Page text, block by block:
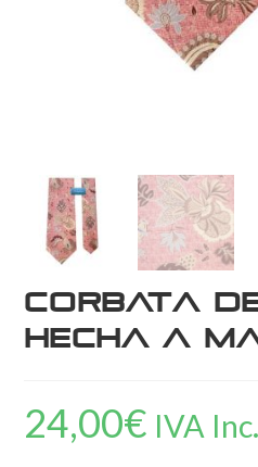
Corbata
Hecha a
24,00€ IVA Inc.